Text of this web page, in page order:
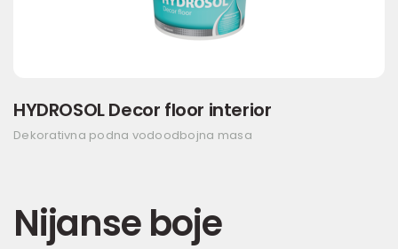
HYDROSOL Decor floor interior
Dekorativna podna vodoodbojna masa
Nijanse boje